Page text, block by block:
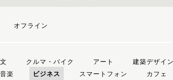
オフライン
クルマ・バイク アート 建築デザイン
音楽 ビジネス スマートフォン カフェ